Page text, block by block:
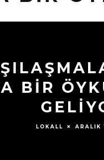
BIR
LOKALL ARALIK